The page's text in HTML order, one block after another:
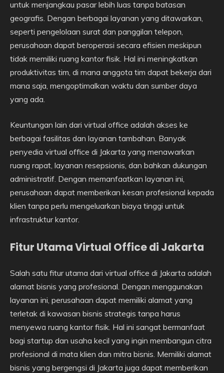
untuk menjangkau pasar lebih luas tanpa batasan
geografis. Dengan berbagai layanan yang ditawarkan,
seperti pengelolaan surat dan panggilan telepon,
perusahaan dapat beroperasi secara efisien meskipun
tidak memiliki ruang kantor fisik. Hal ini meningkatkan
produktivitas tim, di mana anggota tim dapat bekerja dari
mana saja, mengoptimalkan waktu dan sumber daya
yang ada.
Keuntungan lain dari virtual office adalah akses ke
berbagai fasilitas dan layanan tambahan. Banyak
penyedia virtual office di Jakarta yang menawarkan
ruang rapat, layanan resepsionis, dan bahkan dukungan
administratif. Dengan memanfaatkan layanan ini,
perusahaan dapat memberikan kesan profesional kepada
klien tanpa perlu mengeluarkan biaya tinggi untuk
infrastruktur kantor.
Fitur Utama Virtual Office di Jakarta
Salah satu fitur utama dari virtual office di Jakarta adalah
alamat bisnis yang profesional. Dengan menggunakan
layanan ini, perusahaan dapat memiliki alamat yang
terletak di kawasan bisnis strategis tanpa harus
menyewa ruang kantor fisik. Hal ini sangat bermanfaat
bagi startup dan usaha kecil yang ingin membangun citra
profesional di mata klien dan mitra bisnis. Memiliki alamat
bisnis yang bergengsi di Jakarta juga dapat memberikan